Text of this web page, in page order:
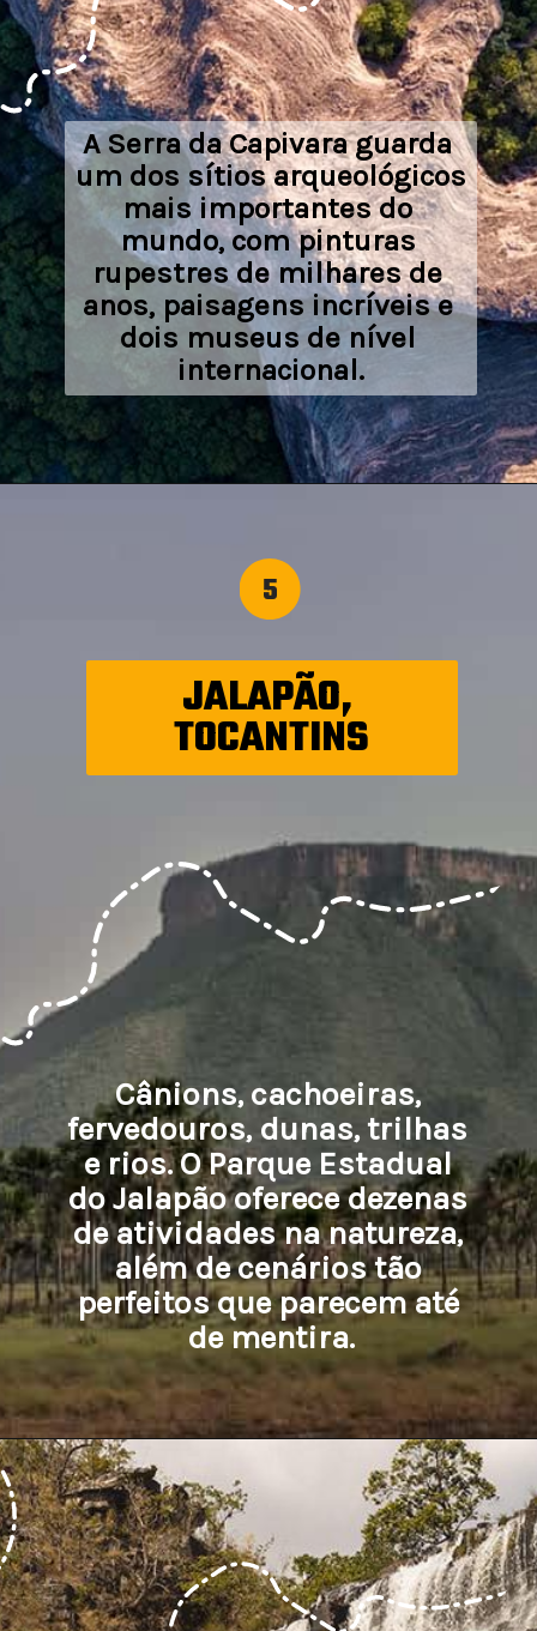
A Serra da Capivara guarda
um dos sítios arqueológicos
mais importantes do
mundo, com pinturas
rupestres de milhares de
anos, paisagens incríveis e
dois museus de nível
internacional.
JALAPÃO,
TOCANTINS
Cânions, cachoeiras,
fervedouros, dunas, trilhas
e rios. O Parque Estadual
do Jalapão oferece dezenas
de atividades na natureza,
além de cenários tão
perfeitos que parecem até
de mentira.
5